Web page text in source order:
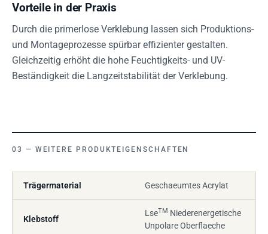
Vorteile in der Praxis
Durch die primerlose Verklebung lassen sich Produktions-
und Montageprozesse spürbar effizienter gestalten.
Gleichzeitig erhöht die hohe Feuchtigkeits- und UV-
Beständigkeit die Langzeitstabilität der Verklebung.
WEITERE PRODUKTEIGENSCHAFTEN
Trägermaterial Geschaeumtes Acrylat
Klebstoff
LseTM Niederenergetische
Unpolare Oberflaeche